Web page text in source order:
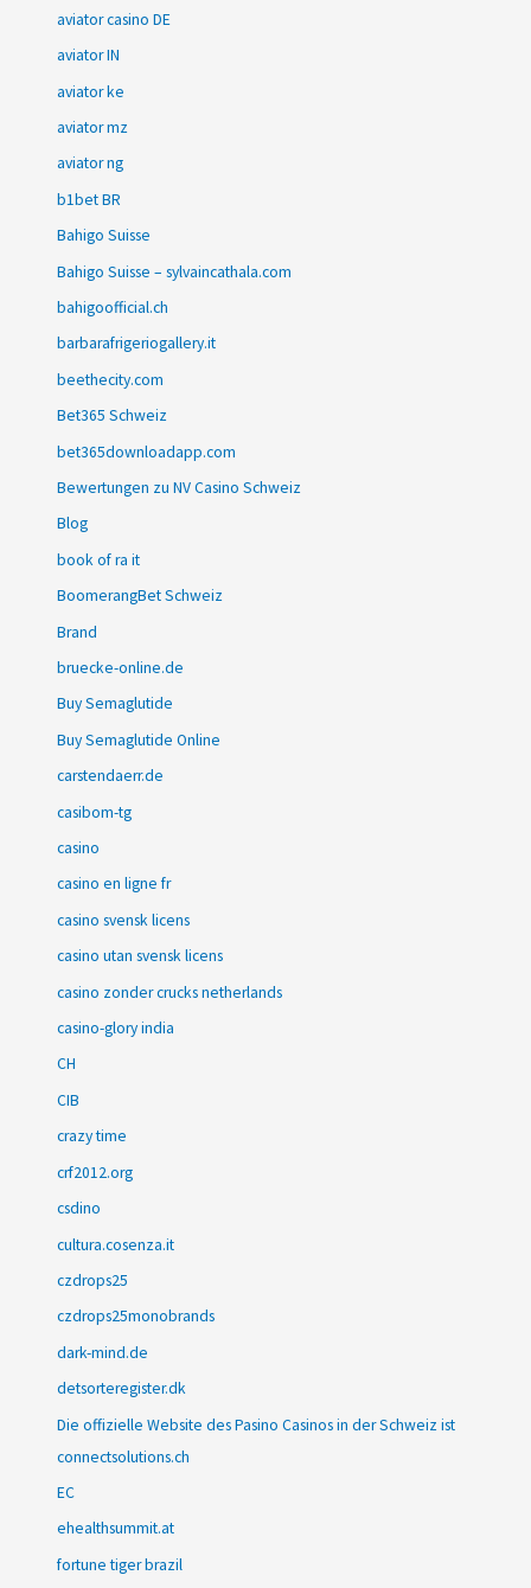
aviator casino DE
aviator IN
aviator ke
aviator mz
aviator ng
b1bet BR
Bahigo Suisse
Bahigo Suisse – sylvaincathala.com
bahigoofficial.ch
barbarafrigeriogallery.it
beethecity.com
Bet365 Schweiz
bet365downloadapp.com
Bewertungen zu NV Casino Schweiz
Blog
book of ra it
BoomerangBet Schweiz
Brand
bruecke-online.de
Buy Semaglutide
Buy Semaglutide Online
carstendaerr.de
casibom-tg
casino
casino en ligne fr
casino svensk licens
casino utan svensk licens
casino zonder crucks netherlands
casino-glory india
CH
CIB
crazy time
crf2012.org
csdino
cultura.cosenza.it
czdrops25
czdrops25monobrands
dark-mind.de
detsorteregister.dk
Die offizielle Website des Pasino Casinos in der Schweiz ist
connectsolutions.ch
EC
ehealthsummit.at
fortune tiger brazil